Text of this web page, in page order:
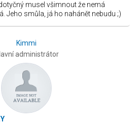
musel všimnout že nemá
Jeho smůla, já ho nahánět nebudu ;)
Kimmi
administrátor